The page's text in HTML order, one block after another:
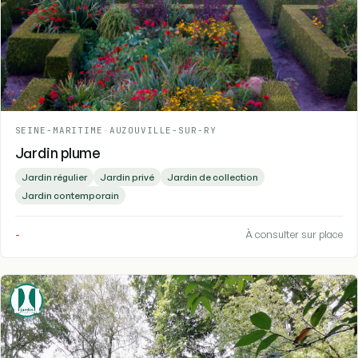
SEINE-MARITIME - AUZOUVILLE-SUR-RY
Jardin plume
Jardin régulier Jardin privé
Jardin de collection
Jardin contemporain
- À consulter sur place